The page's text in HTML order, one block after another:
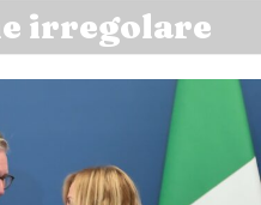
irregolare